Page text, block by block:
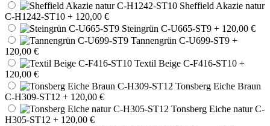
Sheffield Akazie natur
C-H1242-ST10 + 120,00 €
Steingrün C-U665-ST9 + 120,00 €
Tannengrün C-U699-ST9 +
120,00 €
Textil Beige C-F416-ST10 +
120,00 €
Tonsberg Eiche Braun
C-H309-ST12 + 120,00 €
Tonsberg Eiche natur C-
H305-ST12 + 120,00 €